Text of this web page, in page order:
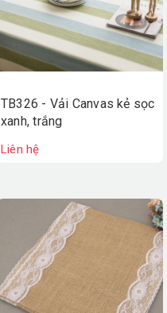
TB326 - Vải Canvas kẻ sọc
xanh, trắng
Liên hệ